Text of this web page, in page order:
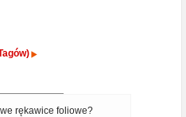
rękawice foliowe?